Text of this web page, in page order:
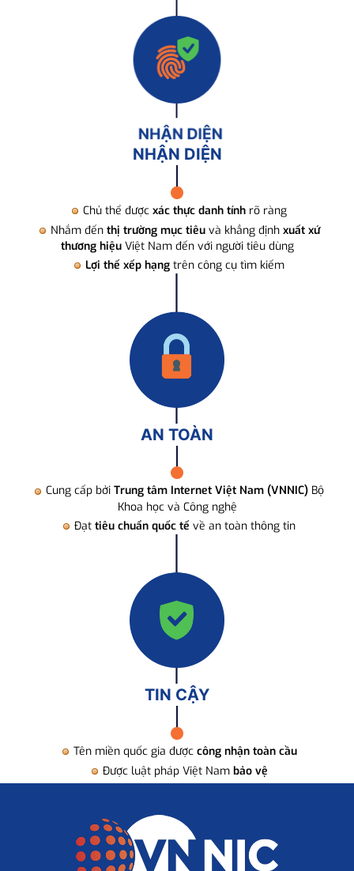
NHẬN DIỆN
Chủ thể được xác thực danh tính rõ ràng
Nhắm đến thị trường mục tiêuvà khẳng định xuất xứ
thương hiệuViệt Nam đến với người tiêu dùng
Lợi thế xếp hạng trên công cụ tìm kiếm
AN TOÀN
Cung cấp bởi Trung tâm Internet Việt Nam (VNNIC) Bộ
Khoa học và Công nghệ
Đạt tiêu chuẩn quốc tế về an toàn thông tin
TIN CẬY
Tên miền quốc gia được công nhận toàn cầu
Được luật pháp Việt Nam bảo vệ